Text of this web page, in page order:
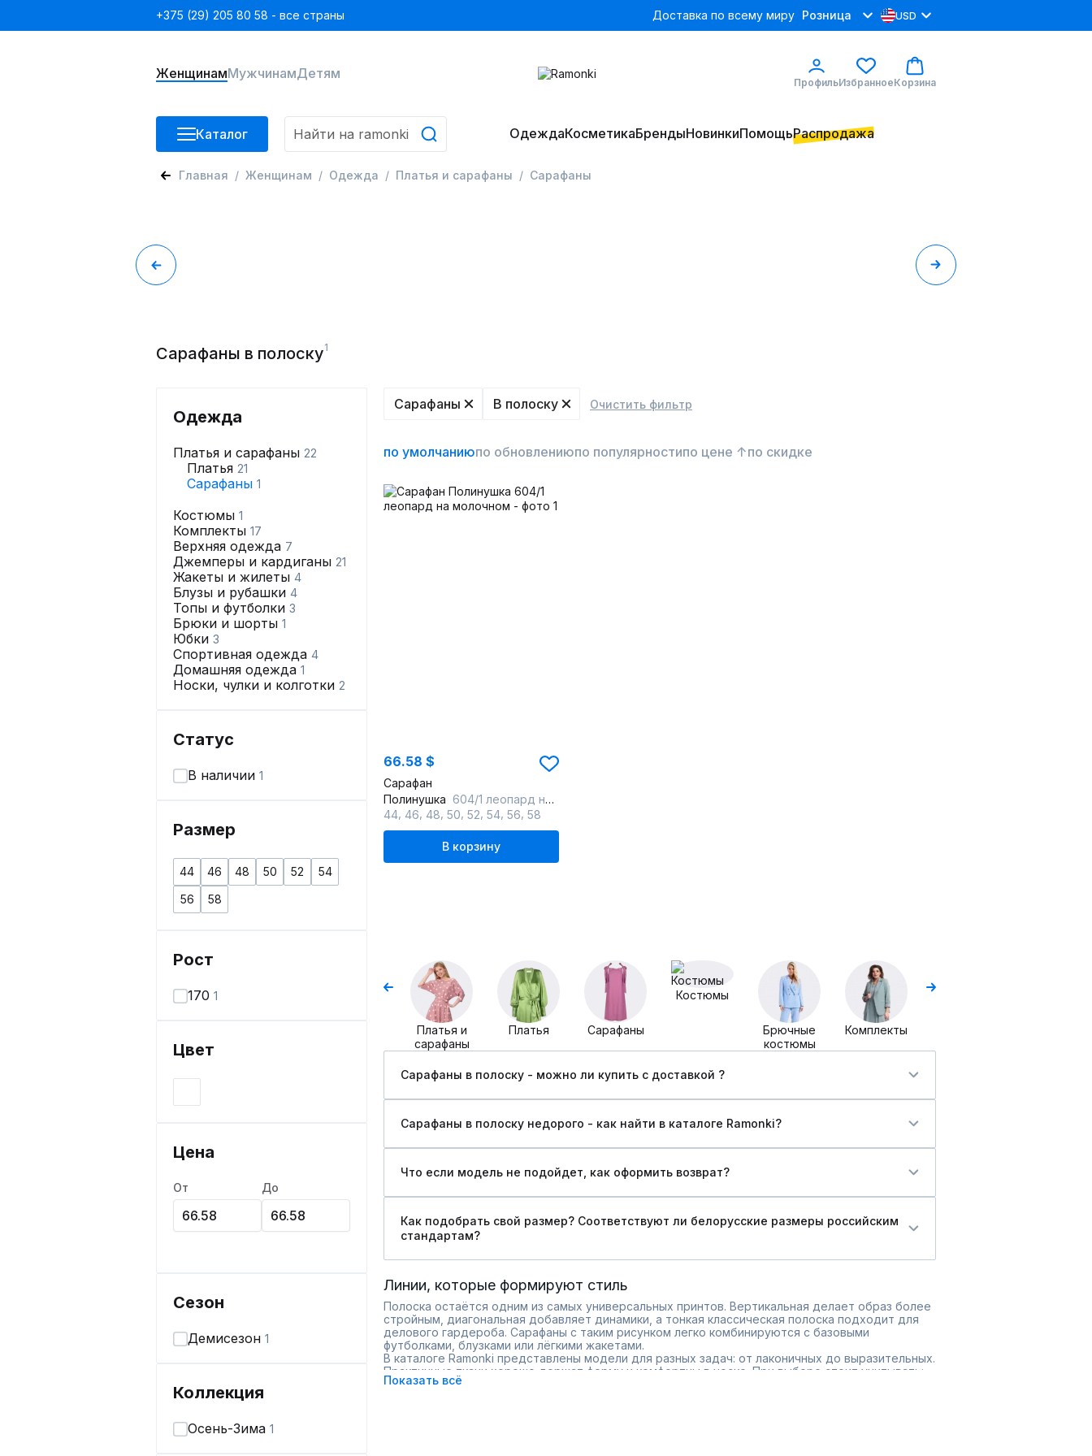
+375 (29) 205 80 58 - все страны Доставка по всему миру Розница USD
ЖенщинамМужчинамДетям
ПрофильИзбранноеКорзина
Каталог ОдеждаКосметикаБрендыНовинкиПомощьРаспродажа
Главная Женщинам Одежда Платья и сарафаны Сарафаны
Сарафаны в полоску1
Одежда
Платья и сарафаны 22
Платья 21
Сарафаны 1
Костюмы 1
Комплекты 17
Верхняя одежда 7
Джемперы и кардиганы 21
Жакеты и жилеты 4
Блузы и рубашки 4
Топы и футболки 3
Брюки и шорты 1
Юбки 3
Спортивная одежда 4
Домашняя одежда 1
Носки, чулки и колготки 2
Статус
В наличии 1
Размер
44 46 48 50 52
54
56
58
Рост
170 1
Цвет
Цена
От До
Сезон
Демисезон 1
Коллекция
Осень-Зима 1
Сарафаны В полоску Очистить фильтр
по умолчаниюпо обновлениюпо популярностипо цене ↑по скидке
66.58 $
Сарафан
Полинушка 604/1 леопард на молочном
44 46 48 50 52 54 56 58
В корзину
Платья и
сарафаны
Платья Сарафаны
Костюмы
Брючные
костюмы
Комплекты
Сарафаны в полоску - можно ли купить c доставкой ?
Сарафаны в полоску недорого - как найти в каталоге Ramonki?
Что если модель не подойдет, как оформить возврат?
Как подобрать свой размер? Соответствуют ли белорусские размеры российским
стандартам?
Линии, которые формируют стиль
Полоска остаётся одним из самых универсальных принтов. Вертикальная делает образ более
стройным, диагональная добавляет динамики, а тонкая классическая полоска подходит для
делового гардероба. Сарафаны с таким рисунком легко комбинируются с базовыми
футболками, блузками или лёгкими жакетами.
В каталоге Ramonki представлены модели для разных задач: от лаконичных до выразительных.
Практичные ткани хорошо держат форму и комфортны в носке. При выборе стоит учитывать:
Показать всё